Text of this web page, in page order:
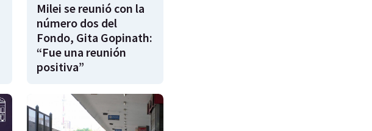
Milei se reunió con la
número dos del
Fondo, Gita Gopinath:
“Fue una reunión
positiva”